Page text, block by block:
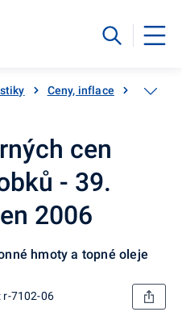
Ceny, inflace
cen
- 39.
2006
hmoty a topné oleje
r-7102-06